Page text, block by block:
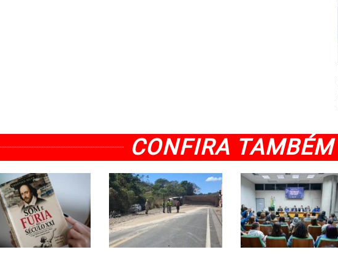
CONFIRA TAMBÉM